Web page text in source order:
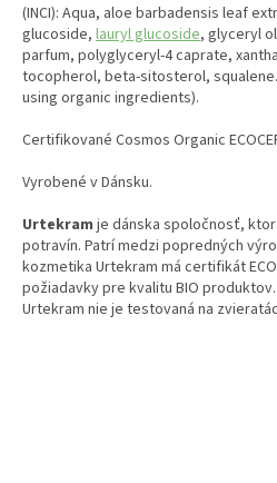
(INCI): Aqua, aloe barbadensis leaf
glucoside, lauryl glucoside, glyceryl
parfum, polyglyceryl-4 caprate,
tocopherol, beta-sitosterol,
using organic ingredients).
Certifikované Cosmos Organic
Vyrobené v Dánsku.
Urtekram je dánska spoločnosť,
potravín. Patrí medzi popredných
kozmetika Urtekram má certifikát
požiadavky pre kvalitu BIO
Urtekram nie je testovaná na